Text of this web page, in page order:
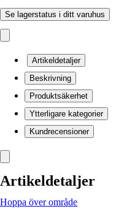
Se lagerstatus i ditt varuhus
Artikeldetaljer
Beskrivning
Produktsäkerhet
Ytterligare kategorier
Kundrecensioner
Artikeldetaljer
Hoppa över område